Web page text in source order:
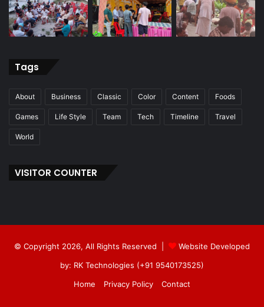
Tags
About Business Classic Color Content Foods
Games Life Style Team Tech Timeline Travel
World
VISITOR COUNTER
© Copyright 2026, All Rights Reserved |
Website Developed
by: RK Technologies (+91 9540173525)
Home
Privacy Policy Contact